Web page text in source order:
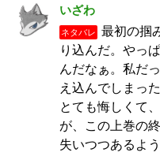
いざわ
ネタバレ
最初の掴
り込んだ。やっ
んだなぁ。私だ
え込んでしまっ
とても悔しくて
が、この上巻の
失いつつあるよ